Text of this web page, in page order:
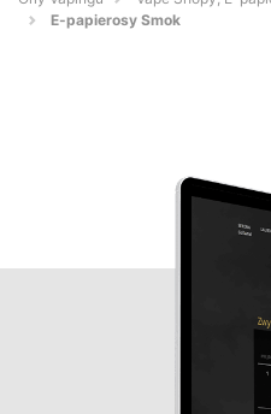
E-papierosy Smok